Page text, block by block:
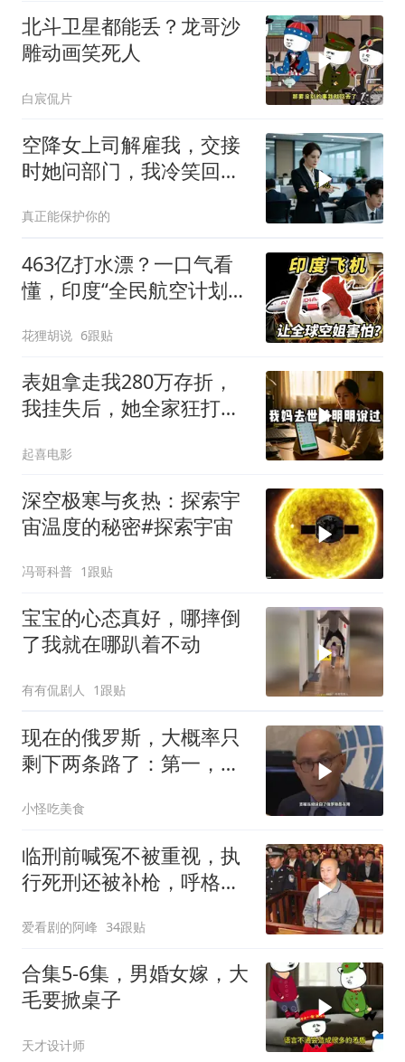
北斗卫星都能丢？龙哥沙
雕动画笑死人
白宸侃片
空降女上司解雇我，交接
时她问部门，我冷笑回
真正能保护你的
463亿打水漂？一口气看
懂，印度“全民航空计划”
花狸胡说 6跟贴
表姐拿走我280万存折，
我挂失后，她全家狂打
起喜电影
深空极寒与炙热：探索宇
宙温度的秘密#探索宇宙
冯哥科普 1跟贴
宝宝的心态真好，哪摔倒
了我就在哪趴着不动
有有侃剧人 1跟贴
现在的俄罗斯，大概率只
剩下两条路了：第一，把
小怪吃美食
临刑前喊冤不被重视，执
行死刑还被补枪，呼格吉
爱看剧的阿峰 34跟贴
合集5-6集，男婚女嫁，大
毛要掀桌子
天才设计师